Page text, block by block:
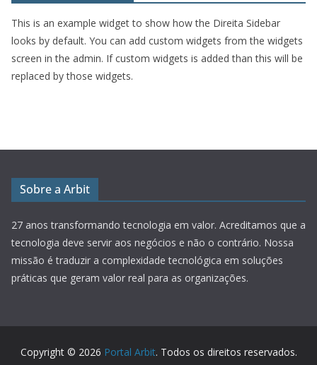
This is an example widget to show how the Direita Sidebar
looks by default. You can add custom widgets from the widgets
screen in the admin. If custom widgets is added than this will be
replaced by those widgets.
Sobre a Arbit
27 anos transformando tecnologia em valor. Acreditamos que a
tecnologia deve servir aos negócios e não o contrário. Nossa
missão é traduzir a complexidade tecnológica em soluções
práticas que geram valor real para as organizações.
Copyright © 2026 Portal Arbit. Todos os direitos reservados.